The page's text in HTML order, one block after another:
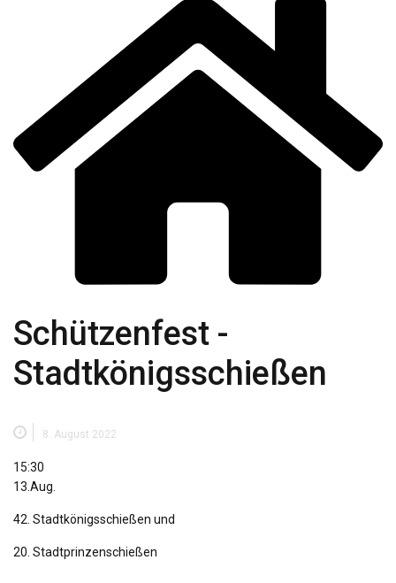
Schützenfest -
Stadtkönigsschießen
8. August 2022
Schützenfest
-
15:30
13.Aug.
42. Stadtkönigsschießen und
20. Stadtprinzenschießen